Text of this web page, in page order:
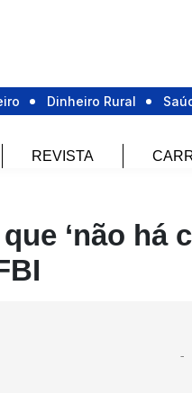
Dinheiro Rural
REVISTA
‘não há